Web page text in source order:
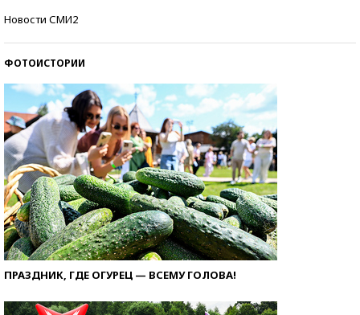
Новости СМИ2
ФОТОИСТОРИИ
ПРАЗДНИК, ГДЕ ОГУРЕЦ — ВСЕМУ ГОЛОВА!